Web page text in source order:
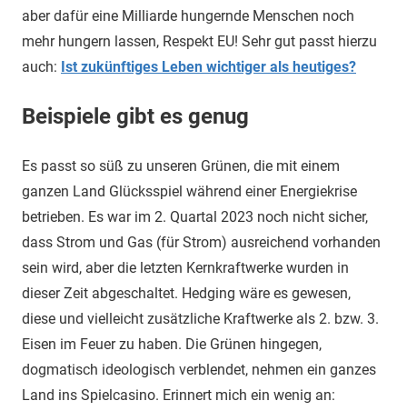
aber dafür eine Milliarde hungernde Menschen noch
mehr hungern lassen, Respekt EU! Sehr gut passt hierzu
auch: Ist zukünftiges Leben wichtiger als heutiges?
Beispiele gibt es genug
Es passt so süß zu unseren Grünen, die mit einem
ganzen Land Glücksspiel während einer Energiekrise
betrieben. Es war im 2. Quartal 2023 noch nicht sicher,
dass Strom und Gas (für Strom) ausreichend vorhanden
sein wird, aber die letzten Kernkraftwerke wurden in
dieser Zeit abgeschaltet. Hedging wäre es gewesen,
diese und vielleicht zusätzliche Kraftwerke als 2. bzw. 3.
Eisen im Feuer zu haben. Die Grünen hingegen,
dogmatisch ideologisch verblendet, nehmen ein ganzes
Land ins Spielcasino. Erinnert mich ein wenig an: